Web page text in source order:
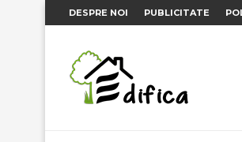
DESPRE NOI PUBLICITATE